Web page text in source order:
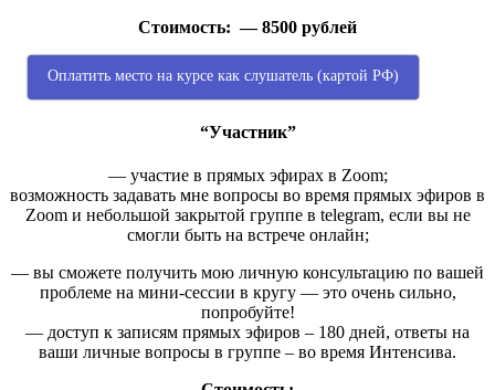
Стоимость: — 8500 рублей
Оплатить место на курсе как слушатель (картой РФ)
“Участник”
— участие в прямых эфирах в Zoom;
возможность задавать мне вопросы во время прямых эфиров в
Zoom и небольшой закрытой группе в telegram, если вы не
смогли быть на встрече онлайн;
— вы сможете получить мою личную консультацию по вашей
проблеме на мини-сессии в кругу — это очень сильно,
попробуйте!
— доступ к записям прямых эфиров – 180 дней, ответы на
ваши личные вопросы в группе – во время Интенсива.